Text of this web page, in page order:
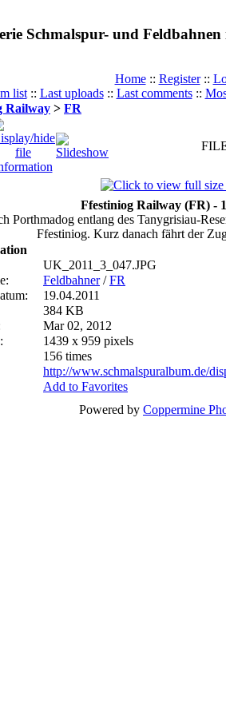
Schmalspur- und
Home:: Register::
list:: Last uploads:: Last comments::
Railway > FR
Ffestiniog Railway (FR) -
Porthmadog entlang des Tanygrisiau-
Ffestiniog. Kurz danach fährt der
UK_2011_3_047.JPG
Feldbahner/FR
19.04.2011
384 KB
Mar 02, 2012
1439 x 959 pixels
156 times
http://www.schmalspuralbum.de/
Add to Favorites
Powered by Coppermine